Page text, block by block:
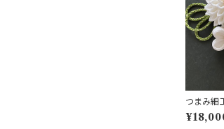
つまみ細
式｜『翠
×白 8点セ